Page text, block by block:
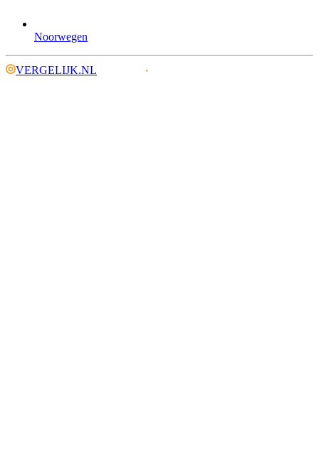
Noorwegen
VERGELIJK.NL